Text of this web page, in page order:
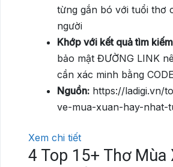
từng gắn bó với tuổi thơ
người
Khớp với kết quả tìm
bảo mật ĐƯỜNG LINK
cần xác minh bằng
Nguồn: https://ladigi.vn/
ve-mua-xuan-hay-nhat-
Xem chi tiết
4 Top 15+ Thơ Mùa